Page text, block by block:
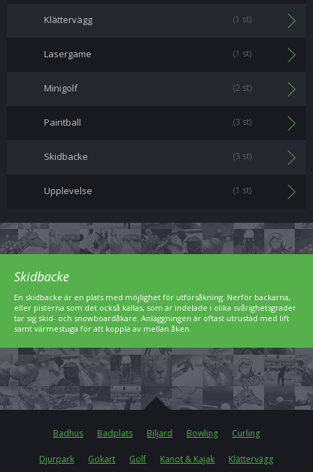
Klättervägg (1 st)
Lasergame (1 st)
Minigolf (2 st)
Paintball (3 st)
Skidbacke (3 st)
Upplevelse (1 st)
Skidbacke
En skidbacke är en plats med möjlighet för utförsåkning. Nerför backarna,
eller pisterna som det också kallas, som är indelade i olika svårighetsgrader
tar sig skid- och snowboardåkare. Anläggningen är oftast utrustad med lift
samt värmestuga för att koppla av mellan åken.
Badhus Badplats Biljard Bowling Curling
Djurpark Gokart Golf Kanot & Kajak Klättervägg